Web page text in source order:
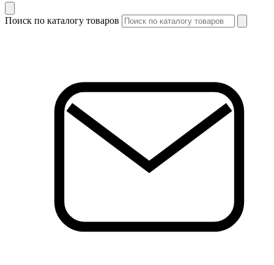
Поиск по каталогу товаров